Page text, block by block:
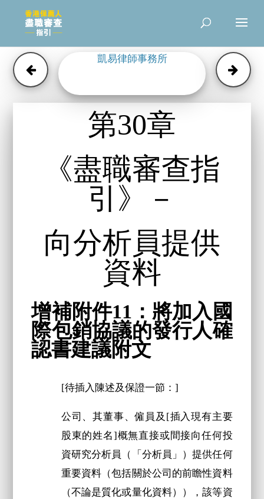
凱易律師事務所
第30章
《盡職審查指
引》－
向分析員提供
資料
增補附件11：將加入國
際包銷協議的發行人確
認書建議附文
[待插入陳述及保證一節：]
公司、其董事、僱員及[插入現有主要
股東的姓名]概無直接或間接向任何投
資研究分析員（「分析員」）提供任何
重要資料（包括關於公司的前瞻性資料
（不論是質化或量化資料）），該等資